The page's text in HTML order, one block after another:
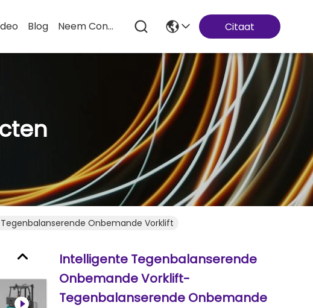
Blog Neem Contact Met Ons Op Citaat
Onbemande Vorklift
Intelligente Tegenbalanserende
Onbemande Vorklift-
Tegenbalanserende Onbemande